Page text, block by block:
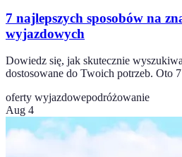
7 najlepszych sposobów na
wyjazdowych
Dowiedz się, jak skutecznie
dostosowane do Twoich potrzeb. Oto
oferty wyjazdowepodróżowanie
Aug 4